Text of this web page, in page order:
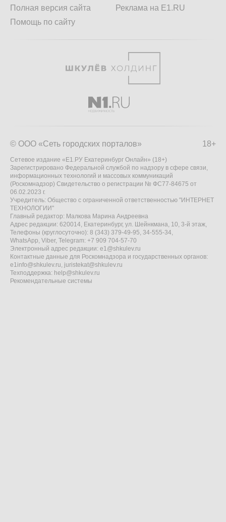
Полная версия сайта
Помощь по сайту
Реклама на E1.RU
18+
© ООО «Сеть городских порталов»
Сетевое издание «Е1.РУ Екатеринбург Онлайн» (18+)
Зарегистрировано Федеральной службой по надзору в сфере связи,
информационных технологий и массовых коммуникаций
(Роскомнадзор) Свидетельство о регистрации № ФС77-84675 от
06.02.2023 г.
Учредитель: Общество с ограниченной ответственностью "ИНТЕРНЕТ
ТЕХНОЛОГИИ"
Главный редактор: Малкова Марина Андреевна
Адрес редакции: 620014, Екатеринбург, ул. Шейнкмана, 10, 3-й этаж,
Телефоны (круглосуточно): 8 (343) 379-49-95, 34-555-34,
WhatsApp, Viber, Telegram: +7 909 704-57-70
Электронный адрес редакции: e1@shkulev.ru
Контактные данные для Роскомнадзора и государственных органов:
e1info@shkulev.ru, juristekat@shkulev.ru
Техподдержка: help@shkulev.ru
Рекомендательные системы